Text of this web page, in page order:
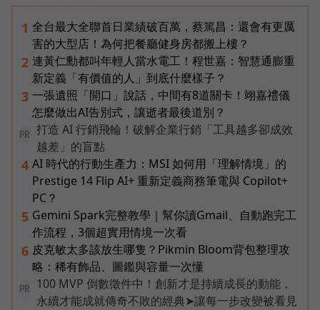
1 全台最大全聯首日業績破百萬，蔡篤昌：還會有更厲
害的大型店！為何把餐廳健身房都搬上樓？
2 連黃仁勳都叫年輕人當水電工！程世嘉：智慧通膨重
新定義「有價值的人」到底什麼樣子？
3 一張遺照「開口」說話，中間有8道關卡！翊嘉禮儀
怎麼做出AI告別式，讓逝者最後道別？
PR
打造 AI 行銷飛輪！破解企業行銷「工具越多卻成效
越差」的盲點
4 AI 時代的行動生產力：MSI 如何用「理解情境」的
Prestige 14 Flip AI+ 重新定義商務筆電與 Copilot+
PC？
5 Gemini Spark完整教學｜幫你讀Gmail、自動跑完工
作流程，3個超實用情境一次看
6 皮克敏太多該放生哪隻？Pikmin Bloom背包整理攻
略：稀有飾品、圖鑑與容量一次懂
PR
100 MVP 倒數徵件中！創新才是持續成長的動能，
永續才能成就傳奇不敗的經典➤讓每一步改變被看見